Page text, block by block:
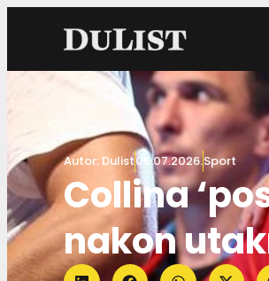
Autor: Dulist05.07.2026.Sport
Collina
nakon